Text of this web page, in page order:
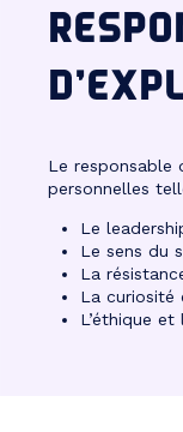
Le responsable
personnelles
Le
Le sens du
La
La curiosité
L’éthique